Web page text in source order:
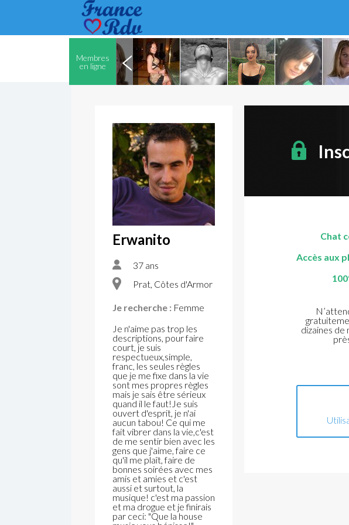
Membres
en ligne
Erwanito
37 ans
Prat, Côtes d'Armor
Je recherche : Femme
Je n'aime pas trop les
descriptions, pour faire
court, je suis
respectueux,simple,
franc, les seules règles
que je me fixe dans la vie
sont mes propres règles
mais je sais être sérieux
quand il le faut!Je suis
ouvert d'esprit, je n'ai
aucun tabou! Ce qui me
fait vibrer dans la vie,c'est
de me sentir bien avec les
gens que j'aime, faire ce
qu'il me plaît, faire de
bonnes soirées avec mes
amis et amies et c'est
aussi et surtout, la
musique! c'est ma passion
et ma drogue et je finirais
par ceci: "Que la house
Chat
Accès aux
dizaines